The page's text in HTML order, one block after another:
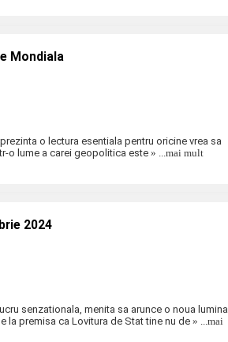
Mondiala
o lectura esentiala pentru oricine vrea sa
o lume a carei geopolitica este » ...mai mult
2024
senzationala, menita sa arunce o noua lumina
la premisa ca Lovitura de Stat tine nu de » ...mai